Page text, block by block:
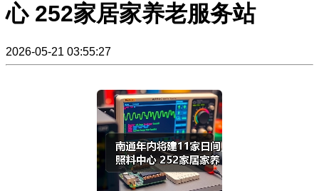
心 252家居家养老服务站
2026-05-21 03:55:27